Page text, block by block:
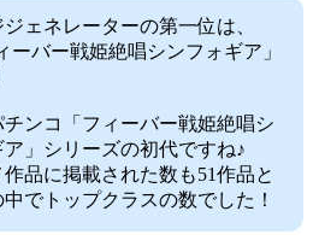
ェネレーターの第一位は、
ーバー戦姫絶唱シンフォギア」
チンコ「フィーバー戦姫絶唱シ
ア」シリーズの初代ですね♪
品に掲載された数も51作品と
でトップクラスの数でした！